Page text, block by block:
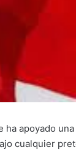
apoyado
cualquier